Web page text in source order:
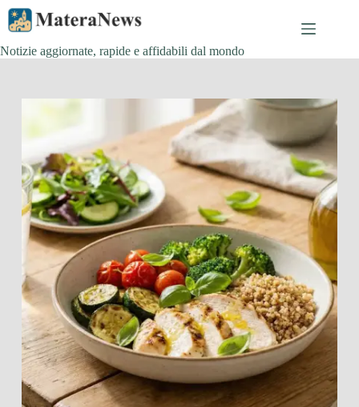
Salta
contenuto
Notizie aggiornate, rapide e affidabili dal mondo